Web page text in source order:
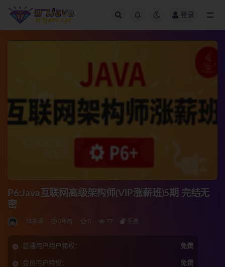
登录
P6:Java互联网高级架构师(VIP涨薪班)5期 完结无
密
体系课 3年前 0 77 免费
普通用户用户特权： 免费
会员用户特权： 免费